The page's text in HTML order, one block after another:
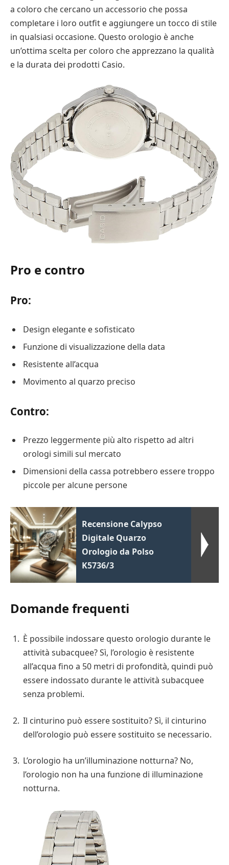
a coloro che cercano un accessorio che possa
completare i loro outfit e aggiungere un tocco di stile
in qualsiasi occasione. Questo orologio è anche
un’ottima scelta per coloro che apprezzano la qualità
e la durata dei prodotti Casio.
Pro e contro
Pro:
Design elegante e sofisticato
Funzione di visualizzazione della data
Resistente all’acqua
Movimento al quarzo preciso
Contro:
Prezzo leggermente più alto rispetto ad altri
orologi simili sul mercato
Dimensioni della cassa potrebbero essere troppo
piccole per alcune persone
Recensione Calypso
Digitale Quarzo
Orologio da Polso
K5736/3
Domande frequenti
È possibile indossare questo orologio durante le
attività subacquee? Sì, l’orologio è resistente
all’acqua fino a 50 metri di profondità, quindi può
essere indossato durante le attività subacquee
senza problemi.
Il cinturino può essere sostituito? Sì, il cinturino
dell’orologio può essere sostituito se necessario.
L’orologio ha un’illuminazione notturna? No,
l’orologio non ha una funzione di illuminazione
notturna.